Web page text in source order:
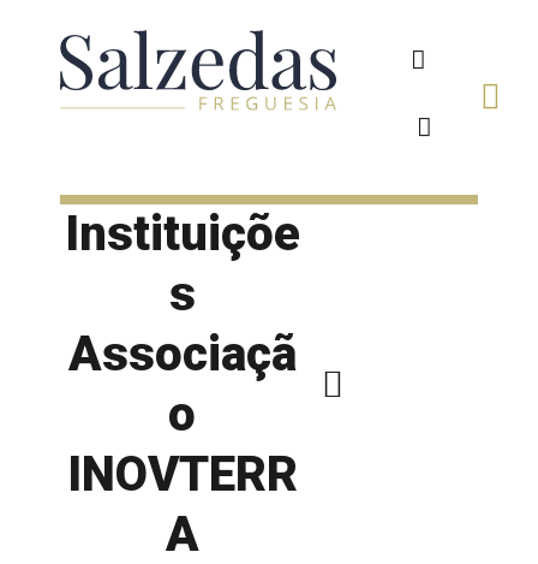
Instituiçõe
s
Associaçã
o
INOVTERR
A